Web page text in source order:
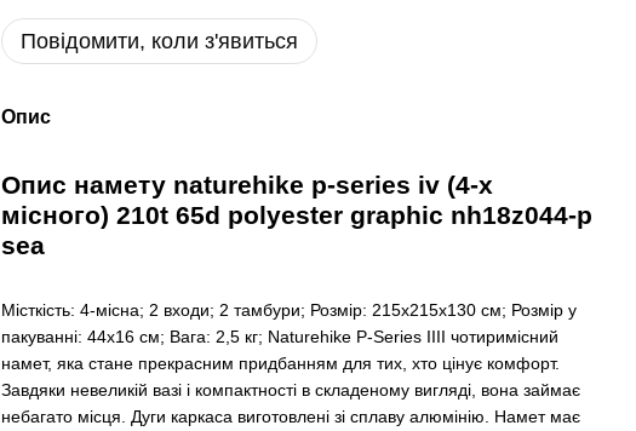
Повідомити, коли з'явиться
Опис
Опис намету naturehike p-series iv (4-х
місного) 210t 65d polyester graphic nh18z044-p
sea
Місткість: 4-місна; 2 входи; 2 тамбури; Розмір: 215х215х130 см; Розмір у
пакуванні: 44х16 см; Вага: 2,5 кг; Naturehike P-Series IІІІ чотиримісний
намет, яка стане прекрасним придбанням для тих, хто цінує комфорт.
Завдяки невеликій вазі і компактності в складеному вигляді, вона займає
небагато місця. Дуги каркаса виготовлені зі сплаву алюмінію. Намет має